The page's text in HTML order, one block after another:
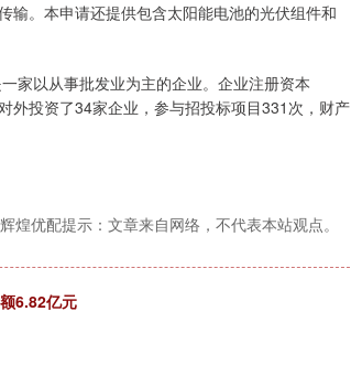
输。本申请还提供包含太阳能电池的光伏组件和
家以从事批发业为主的企业。企业注册资本
外投资了34家企业，参与招投标项目331次，财产
辉煌优配提示：文章来自网络，不代表本站观点。
6.82亿元